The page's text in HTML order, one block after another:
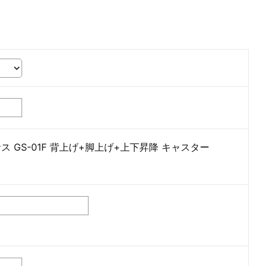
GS-01F 背上げ+脚上げ+上下昇降 キャスター